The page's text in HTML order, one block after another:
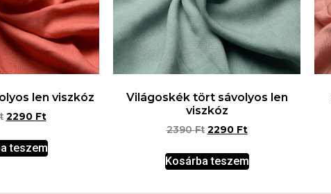
len viszkóz
2290 Ft
teszem
Világoskék tört sávolyos len
viszkóz
2390Ft 2290 Ft
Kosárba teszem